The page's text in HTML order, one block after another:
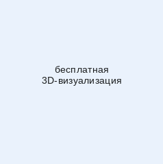
бесплатная
3D-визуализация